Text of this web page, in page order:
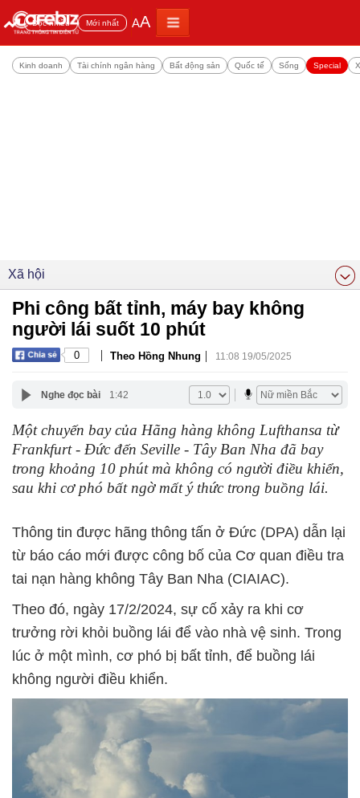
Đọc nhiều Mới nhất AA
Kinh doanh Tài chính ngân hàng Bất động sản Quốc tế Sống Special
Xã hội
Phi công bất tỉnh, máy bay không
người lái suốt 10 phút
0 | Theo Hồng Nhung | 11:08 19/05/2025
Nghe đọc bài 1:42
Một chuyến bay của Hãng hàng không Lufthansa từ
Frankfurt - Đức đến Seville - Tây Ban Nha đã bay
trong khoảng 10 phút mà không có người điều khiển,
sau khi cơ phó bất ngờ mất ý thức trong buồng lái.
Thông tin được hãng thông tấn ở Đức (DPA) dẫn lại
từ báo cáo mới được công bố của Cơ quan điều tra
tai nạn hàng không Tây Ban Nha (CIAIAC).
Theo đó, ngày 17/2/2024, sự cố xảy ra khi cơ
trưởng rời khỏi buồng lái để vào nhà vệ sinh. Trong
lúc ở một mình, cơ phó bị bất tỉnh, để buồng lái
không người điều khiển.